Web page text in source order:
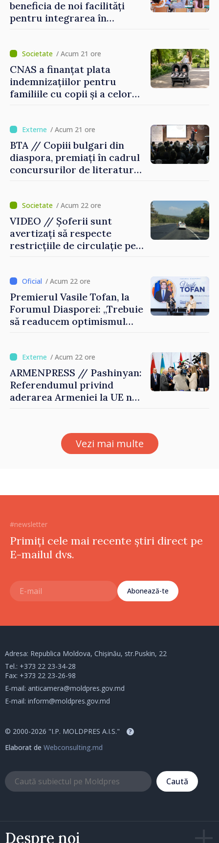
beneficia de noi facilități
pentru integrarea în
/ Acum 21 ore
CNAS a finanțat plata
indemnizațiilor pentru
familiile cu copii și a celor
/ Acum 21 ore
BTA // Copiii bulgari din
diaspora, premiați în cadrul
concursurilor de literatură,
Bulgarii din Străinătate
/ Acum 22 ore
VIDEO // Șoferii sunt
avertizați să respecte
restricțiile de circulație pe
reparație/ Acum 22 ore
Premierul Vasile Tofan, la
Forumul Diasporei: „Trebuie
să readucem optimismul
direcția corectă”
/ Acum 22 ore
ARMENPRESS // Pashinyan:
Referendumul privind
aderarea Armeniei la UE nu
Vezi mai multe
#newsletter
Primiți cele mai recente știri direct pe
E-mailul dvs.
Abonează-te
Despre noi
Adresa: Republica Moldova, Chișinău, str.Puskin, 22
Tel.: +373 22 23-34-28
Fax: +373 22 23-26-98
E-mail: anticamera@moldpres.gov.md
E-mail: inform@moldpres.gov.md
© 2000-2026 "I.P. MOLDPRES A.I.S." ?
Elaborat de Webconsulting.md
Caută